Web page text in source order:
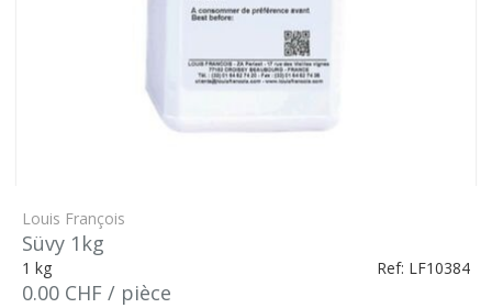
Louis François
Süvy 1kg
1 kg Ref: LF10384
0.00 CHF / pièce